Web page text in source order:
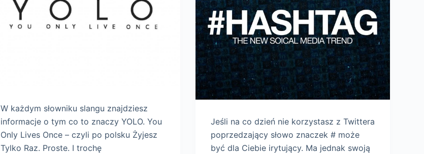
W każdym słowniku slangu znajdziesz
informacje o tym co to znaczy YOLO. You
Only Lives Once – czyli po polsku Żyjesz
Tylko Raz. Proste. I trochę
Jeśli na co dzień nie korzystasz z Twittera
poprzedzający słowo znaczek # może
być dla Ciebie irytujący. Ma jednak swoją